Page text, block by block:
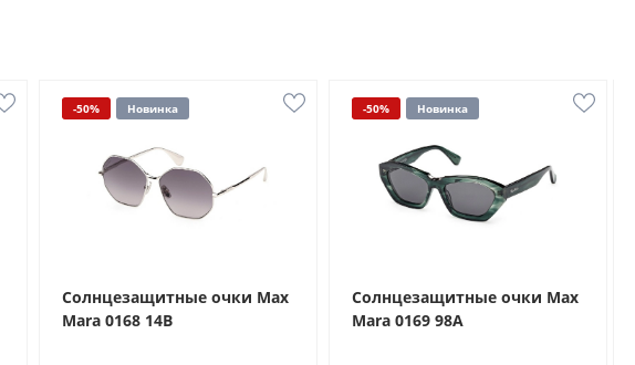
-50% Новинка
Солнцезащитные очки Max
Mara 0168 14B
-50% Новинка
Солнцезащитные очки Max
Mara 0169 98A